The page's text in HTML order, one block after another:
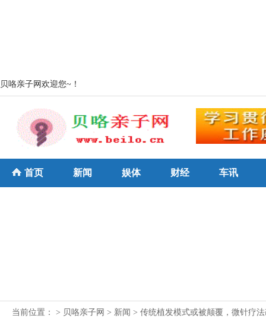
贝咯亲子网欢迎您~！
首页 新闻 娱体 财经 车讯
当前位置： > 贝咯亲子网 > 新闻 > 传统植发模式或被颠覆，微针疗